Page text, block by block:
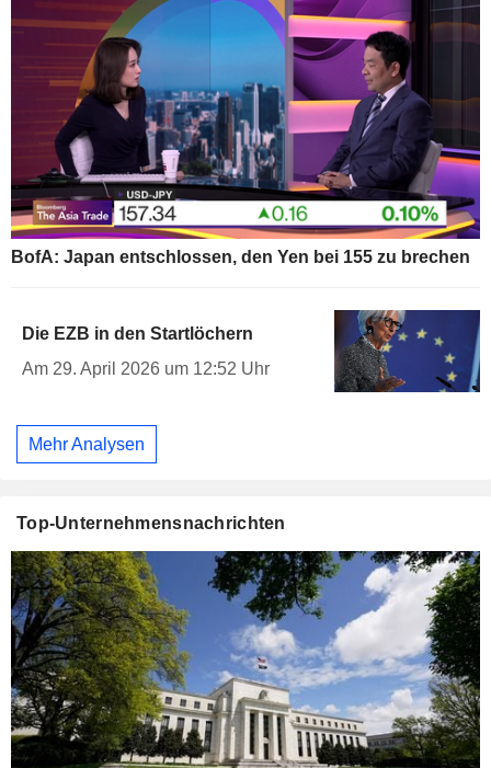
BofA: Japan entschlossen, den Yen bei 155 zu brechen
Die EZB in den Startlöchern
Am 29. April 2026 um 12:52 Uhr
Mehr Analysen
Top-Unternehmensnachrichten